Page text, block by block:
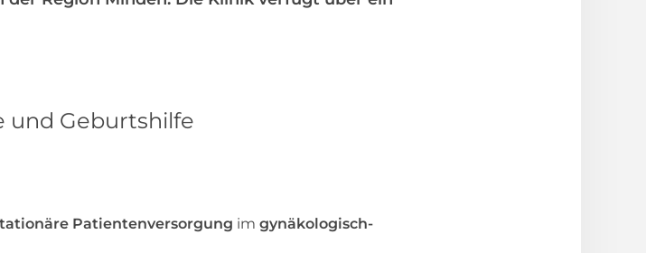
und Geburtshilfe
Patientenversorgung im gynäkologisch-